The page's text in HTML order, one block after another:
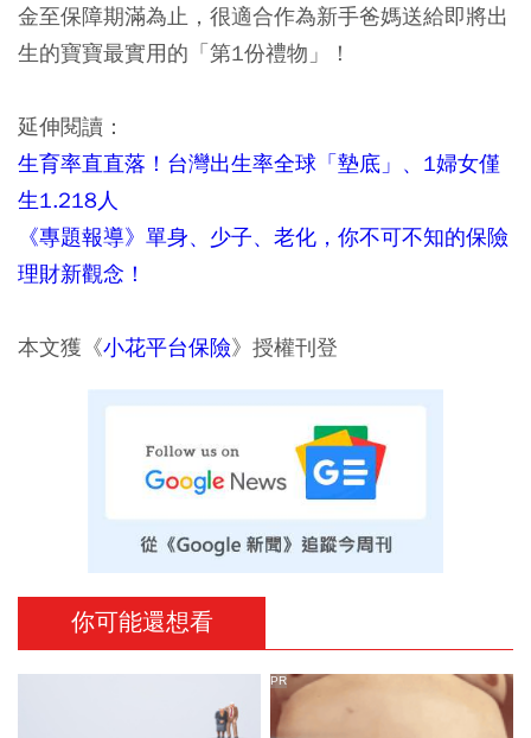
金至保障期滿為止，很適合作為新手爸媽送給即將出
生的寶寶最實用的「第1份禮物」！
延伸閱讀：
生育率直直落！台灣出生率全球「墊底」、1婦女僅
生1.218人
《專題報導》單身、少子、老化，你不可不知的保險
理財新觀念！
本文獲《小花平台保險》授權刊登
你可能還想看
PR